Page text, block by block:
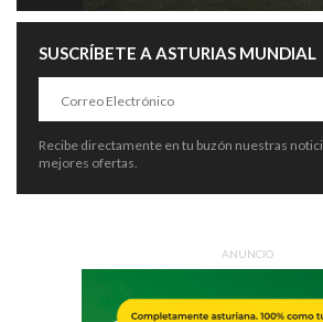
SUSCRÍBETE A ASTURIAS MUNDIAL
Recibe directamente en tu buzón nuestras
mejores ofertas.
ANUNCIO